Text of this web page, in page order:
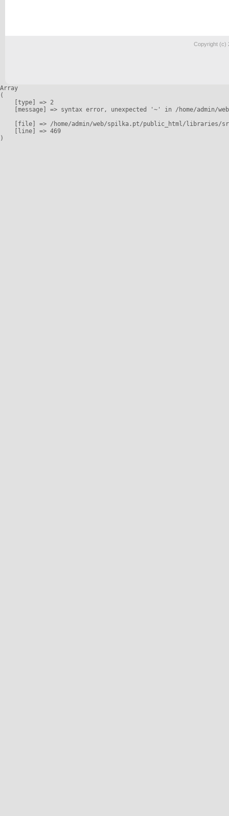
Copyright (c)
Array
(
    [type] => 2
[message] => syntax error, unexpected '~' in /home/admin/
[file] => /home/admin/web/spilka.pt/public_html/libraries/
    [line] => 469